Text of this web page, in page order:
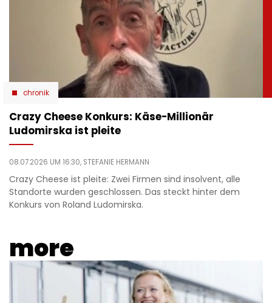
chronik
Crazy Cheese Konkurs: Käse-Millionär
Ludomirska ist pleite
08.07.2026 UM 16:30, STEFANIE HERMANN
Crazy Cheese ist pleite: Zwei Firmen sind insolvent, alle
Standorte wurden geschlossen. Das steckt hinter dem
Konkurs von Roland Ludomirska.
more